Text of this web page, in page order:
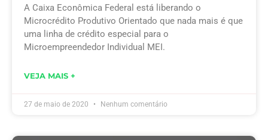
A Caixa Econômica Federal está liberando o
Microcrédito Produtivo Orientado que nada mais é que
uma linha de crédito especial para o
Microempreendedor Individual MEI.
VEJA MAIS +
27 de maio de 2020 Nenhum comentário